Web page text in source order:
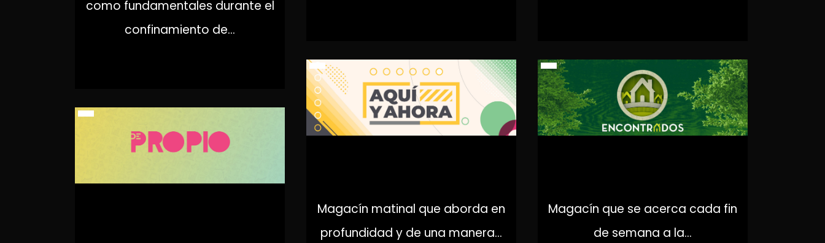
como fundamentales durante el
confinamiento de...
Magacín matinal que aborda en
profundidad y de una manera...
Magacín que se acerca cada fin
de semana a la...